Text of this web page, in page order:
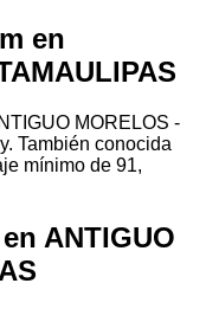
en
MORELOS -
También conocida
mínimo de 91,
ANTIGUO